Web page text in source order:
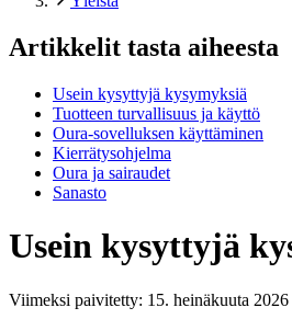
Artikkelit tasta aiheesta
Usein kysyttyjä kysymyksiä
Tuotteen turvallisuus ja käyttö
Oura-sovelluksen käyttäminen
Kierrätysohjelma
Oura ja sairaudet
Sanasto
Usein kysyttyjä
Viimeksi paivitetty: 15. heinäkuuta 2026